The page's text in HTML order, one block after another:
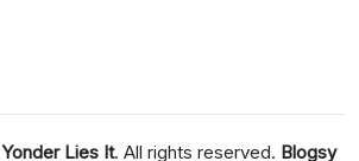
Yonder Lies It. All rights reserved. Blogsy